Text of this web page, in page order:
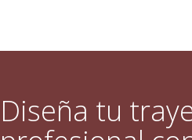
Diseña tu